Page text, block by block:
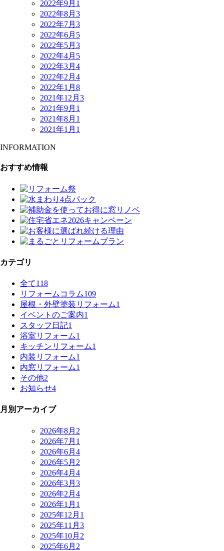
2022年9月 1
2022年8月 3
2022年7月 3
2022年6月 5
2022年5月 3
2022年4月 5
2022年3月 4
2022年2月 4
2022年1月 8
2021年12月 3
2021年9月 1
2021年8月 1
2021年1月 1
INFORMATION
おすすめ情報
カテゴリ
全て118
リフォームコラム109
屋根・外壁塗装リフォーム1
イベントのご案内1
スタッフ日記1
浴室リフォーム1
キッチンリフォーム1
内装リフォーム1
内窓リフォーム1
その他2
お知らせ4
月別アーカイブ
2026年8月 2
2026年7月 1
2026年6月 4
2026年5月 2
2026年4月 4
2026年3月 3
2026年2月 4
2026年1月 1
2025年12月 1
2025年11月 3
2025年10月 2
2025年6月 2